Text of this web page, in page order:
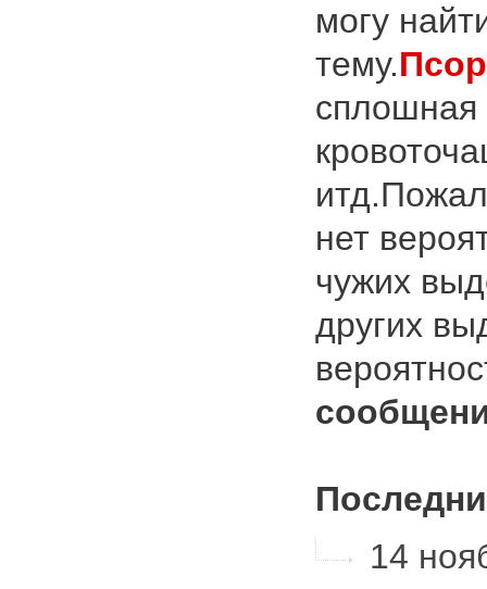
могу
тему.
сплошная
нет
чужих
других
14